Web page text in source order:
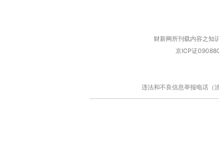
财新网所刊载内容之知
京ICP证
违法和不良信息举报电话